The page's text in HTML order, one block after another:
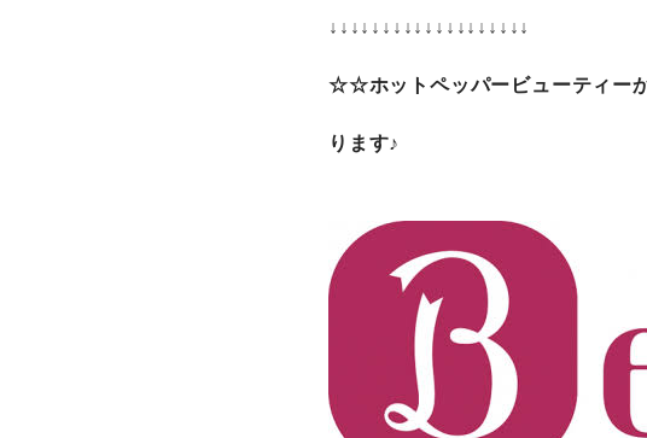
↓↓↓↓↓↓↓↓↓↓↓↓↓↓↓↓↓↓↓
☆☆ホットペッパービューティー
ります♪